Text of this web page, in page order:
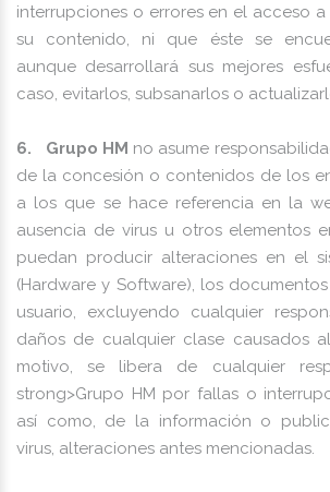
interrupciones o errores en el acceso
su contenido, ni que éste se
aunque desarrollará sus mejores
caso, evitarlos, subsanarlos o
6. Grupo HM no asume
de la concesión o contenidos de los
a los que se hace referencia en la
ausencia de virus u otros elementos
puedan producir alteraciones en el
(Hardware y Software), los
usuario, excluyendo cualquier
daños de cualquier clase causados
motivo, se libera de cualquier
strong>Grupo HM por fallas o
así como, de la información o
virus, alteraciones antes mencionadas.